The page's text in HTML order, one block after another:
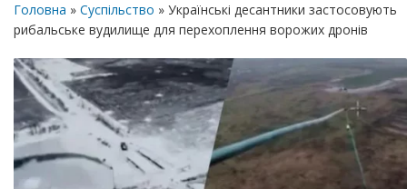
Головна » Суспільство » Українські десантники застосовують
рибальське вудилище для перехоплення ворожих дронів